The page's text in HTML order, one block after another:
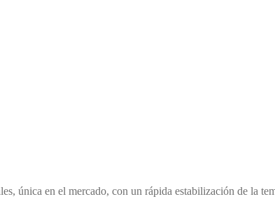
única en el mercado, con un rápida estabilización de la